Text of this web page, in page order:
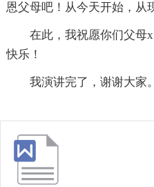
恩父母吧！从今天开始，从
在此，我祝愿你们父母
快乐！
我演讲完了，谢谢大家。